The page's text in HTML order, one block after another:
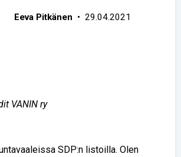
Eeva Pitkänen • 29.04.2021
VANIN ry
SDP:n listoilla. Olen